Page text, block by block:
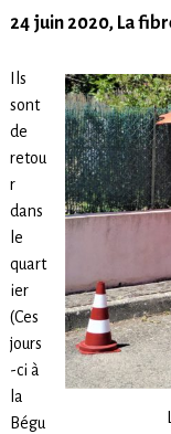
24 juin 2020, La
Ils
sont
de
retou
r
dans
le
quart
ier
(Ces
jours
-ci à
la
Bégu